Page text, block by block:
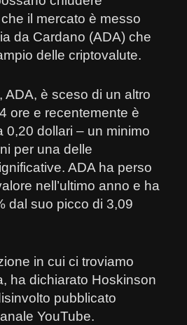
il mercato è messo
da Cardano (ADA) che
delle criptovalute.
ADA, è sceso di un altro
ore e recentemente è
0,20 dollari – un minimo
per una delle
ADA ha perso
nell’ultimo anno e ha
dal suo picco di 3,09
in cui ci troviamo
ha dichiarato Hoskinson
pubblicato
YouTube.